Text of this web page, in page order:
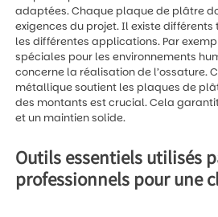
adaptées. Chaque plaque de plâtre
exigences du projet. Il existe
les différentes applications. Par
spéciales pour les environnements
concerne la réalisation de l’ossature.
métallique soutient les plaques de
des montants est crucial. Cela
et un maintien solide.
Outils essentiels utilisés
professionnels pour une